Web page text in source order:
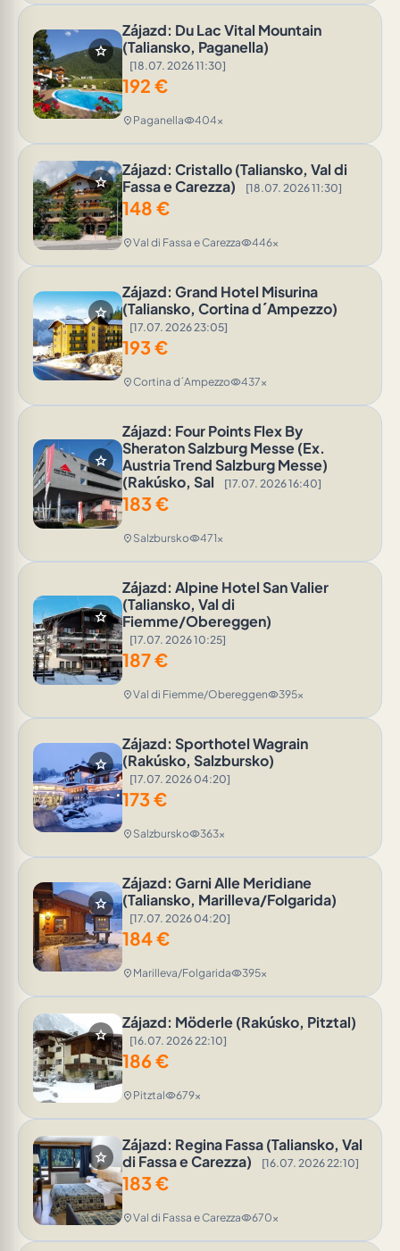
star
Zájazd: Du Lac Vital Mountain
(Taliansko, Paganella)
[18.07. 2026 11:30]
192 €
location_on Paganellavisibility404x
star
Zájazd: Cristallo (Taliansko, Val di
Fassa e Carezza)
[18.07. 2026 11:30]
148 €
location_onVal di Fassa e Carezzavisibility446x
star
Zájazd: Grand Hotel Misurina
(Taliansko, Cortina d´Ampezzo)
[17.07. 2026 23:05]
193€
location_onCortina d´Ampezzovisibility437x
star
Zájazd: Four Points Flex By
Sheraton Salzburg Messe (Ex.
Austria Trend Salzburg Messe)
(Rakúsko, Sal
[17.07. 2026 16:40]
183€
location_on Salzburskovisibility471x
star
Zájazd: Alpine Hotel San Valier
(Taliansko, Val di
Fiemme/Obereggen)
[17.07. 2026 10:25]
187€
location_onVal di Fiemme/Obereggenvisibility395x
star
Zájazd: Sporthotel Wagrain
(Rakúsko, Salzbursko)
[17.07. 2026 04:20]
173€
location_on Salzburskovisibility363x
star
Zájazd: Garni Alle Meridiane
(Taliansko, Marilleva/Folgarida)
[17.07. 2026 04:20]
184€
location_on Marilleva/Folgaridavisibility395x
star
Zájazd: Möderle (Rakúsko, Pitztal)
[16.07. 2026 22:10]
186€
location_on Pitztalvisibility679x
star
Zájazd: Regina Fassa (Taliansko, Val
di Fassa e Carezza)
[16.07. 2026 22:10]
183€
location_onVal di Fassa e Carezzavisibility670x